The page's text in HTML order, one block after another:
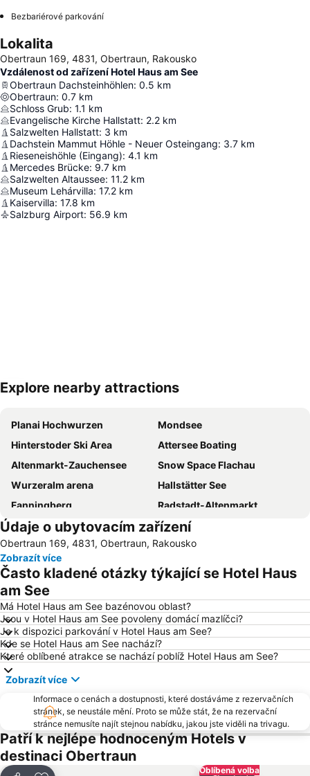
Bezbariérové parkování
Lokalita
Obertraun 169, 4831, Obertraun, Rakousko
Vzdálenost od zařízení Hotel Haus am See
Obertraun Dachsteinhöhlen: 0.5 km
Obertraun: 0.7 km
Schloss Grub: 1.1 km
Evangelische Kirche Hallstatt: 2.2 km
Salzwelten Hallstatt: 3 km
Dachstein Mammut Höhle - Neuer Osteingang: 3.7 km
Rieseneishöhle (Eingang): 4.1 km
Mercedes Brücke: 9.7 km
Salzwelten Altaussee: 11.2 km
Museum Lehárvilla: 17.2 km
Kaiservilla: 17.8 km
Salzburg Airport: 56.9 km
Explore nearby attractions
Planai Hochwurzen
Mondsee
Hinterstoder Ski Area
Attersee Boating
Altenmarkt-Zauchensee
Snow Space Flachau
Wurzeralm arena
Hallstätter See
Fanningberg
Radstadt-Altenmarkt
Die Tauplitz
Wagrain-Kleinarl
St. Johann-Alpendorf
Filzmoos
Zauchensee skiing area
Hauser Kaibling
Kehlsteinhaus
Wolfgangseeschifffahrt
Dachstein Glacier
Gassner
Ramsau am Dachstein
Schafbergbahn
Liechtensteinklamm
Salzkammergut Cultural Landscape
Skiflugschanze Kulm
Skigebiet Sportwelt Amadé
Schiederweiher
Gleinkersee
Narzissenfest
Eisriesenwelt
Obersalzberg Documentation
Ödensee
Reiteralm
Fageralm
Údaje o ubytovacím zařízení
Obertraun 169, 4831, Obertraun, Rakousko
Zobrazít více
Často kladené otázky týkající se Hotel Haus
am See
Má Hotel Haus am See bazénovou oblast?
Jsou v Hotel Haus am See povoleny domácí mazlíčci?
Je k dispozici parkování v Hotel Haus am See?
Kde se Hotel Haus am See nachází?
Které oblíbené atrakce se nachází poblíž Hotel Haus am See?
Zobrazít více
Informace o cenách a dostupnosti, které dostáváme z rezervačních
stránek, se neustále mění. Proto se může stát, že na rezervační
stránce nemusíte najít stejnou nabídku, jakou jste viděli na trivagu.
Patří k nejlépe hodnoceným Hotels v
destinaci Obertraun
Oblíbená volba